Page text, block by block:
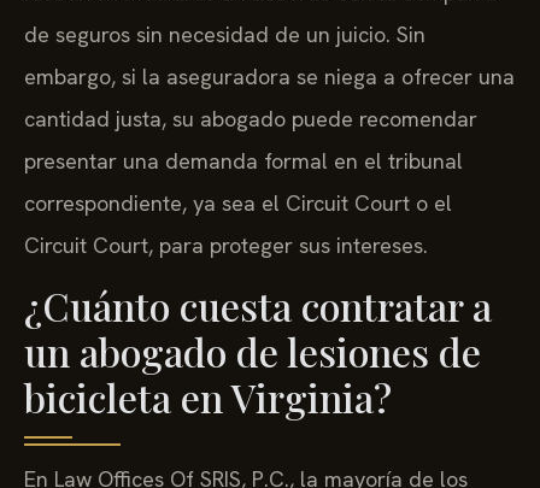
de seguros sin necesidad de un juicio. Sin
embargo, si la aseguradora se niega a ofrecer una
cantidad justa, su abogado puede recomendar
presentar una demanda formal en el tribunal
correspondiente, ya sea el Circuit Court o el
Circuit Court, para proteger sus intereses.
¿Cuánto cuesta contratar a
un abogado de lesiones de
bicicleta en Virginia?
En Law Offices Of SRIS, P.C., la mayoría de los